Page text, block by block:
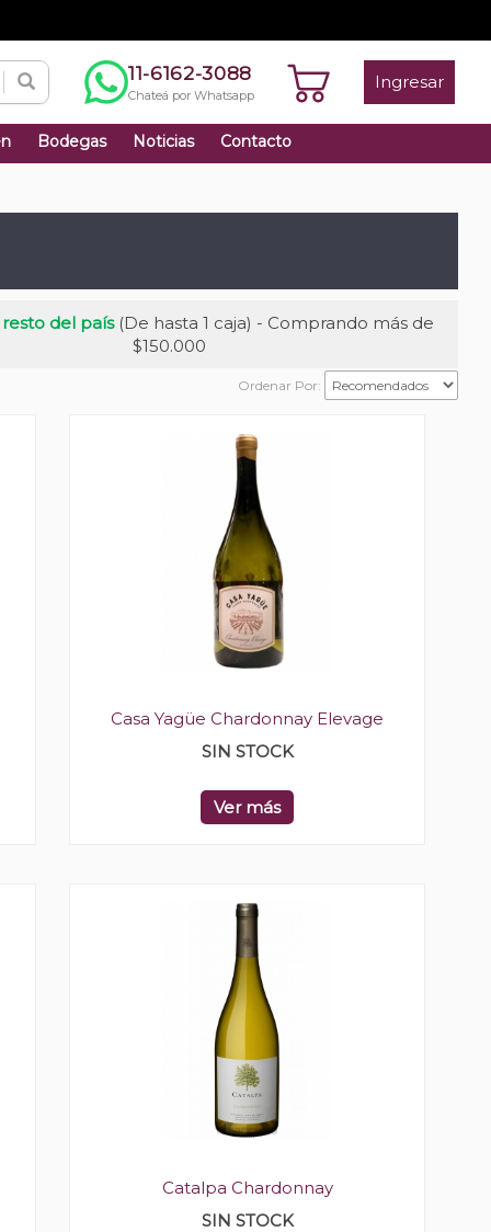
11-6162-3088
Chateá por Whatsapp
Ingresar
Bodegas Noticias Contacto
del país(De hasta 1 caja) - Comprando más de
$150.000
Ordenar Por:
Casa Yagüe Chardonnay Elevage
SIN STOCK
Ver más
Catalpa Chardonnay
SIN STOCK